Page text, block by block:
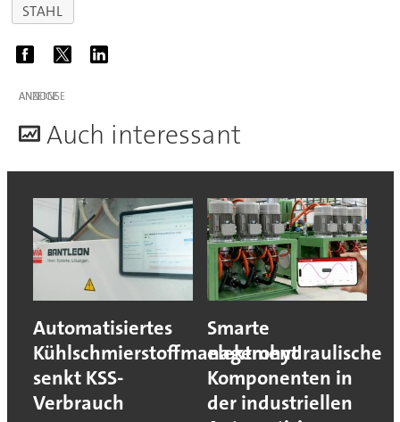
STAHL
ANZEIGE
Auch interessant
Automatisiertes
Kühlschmierstoffmanagement
senkt KSS-
Verbrauch
Smarte
elektrohydraulische
Komponenten in
der industriellen